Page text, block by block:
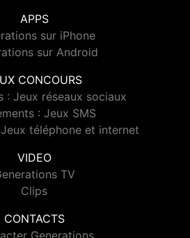
APPS
sur iPhone
sur Android
CONCOURS
: Jeux réseaux sociaux
: Jeux SMS
téléphone et internet
VIDEO
TV
Clips
CONTACTS